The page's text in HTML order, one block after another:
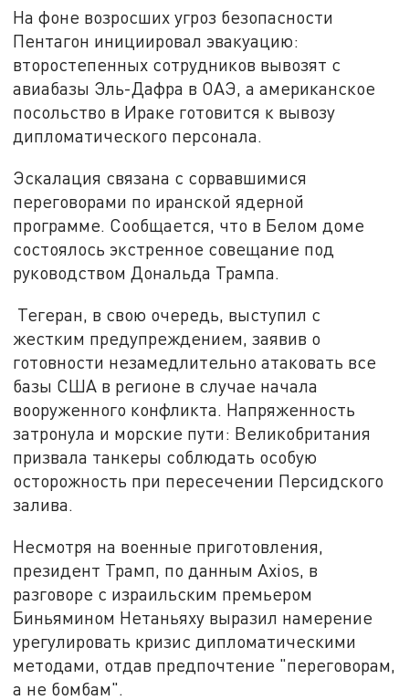
На фоне возросших угроз безопасности
Пентагон инициировал эвакуацию:
второстепенных сотрудников вывозят с
авиабазы Эль-Дафра в ОАЭ, а американское
посольство в Ираке готовится к вывозу
дипломатического персонала.
Эскалация связана с сорвавшимися
переговорами по иранской ядерной
программе. Сообщается, что в Белом доме
состоялось экстренное совещание под
руководством Дональда Трампа.
Тегеран, в свою очередь, выступил с
жестким предупреждением, заявив о
готовности незамедлительно атаковать все
базы США в регионе в случае начала
вооруженного конфликта. Напряженность
затронула и морские пути: Великобритания
призвала танкеры соблюдать особую
осторожность при пересечении Персидского
залива.
Несмотря на военные приготовления,
президент Трамп, по данным Axios, в
разговоре с израильским премьером
Биньямином Нетаньяху выразил намерение
урегулировать кризис дипломатическими
методами, отдав предпочтение "переговорам,
а не бомбам".